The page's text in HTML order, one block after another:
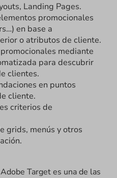
Landing Pages.
promocionales
en base a
o atributos de cliente.
mediante
para descubrir
clientes.
en puntos
cliente.
criterios de
grids, menús y otros
Target es una de las